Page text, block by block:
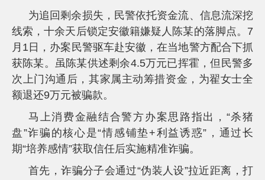
为追回剩余损失，民警依托资金流、信息流深挖
线索，十余天后锁定安徽籍嫌疑人陈某的落脚点。7
月1日，办案民警驱车赴安徽，在当地警方配合下抓
获陈某。虽陈某供述剩余4.5万元已挥霍，但民警多
次上门沟通后，其家属主动筹措资金，为翟女士全
额退还9万元被骗款。
马上消费金融结合警方办案思路指出，“杀猪
盘”诈骗的核心是“情感铺垫+利益诱惑”，通过长
期“培养感情”获取信任后实施精准诈骗。
首先，诈骗分子会通过“伪装人设”拉近距离，打